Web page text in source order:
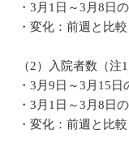
・3月1日～3月8日
・変化：前週と比
（2）入院者数（注
・3月9日～3月15日
・3月1日～3月8日
・変化：前週と比